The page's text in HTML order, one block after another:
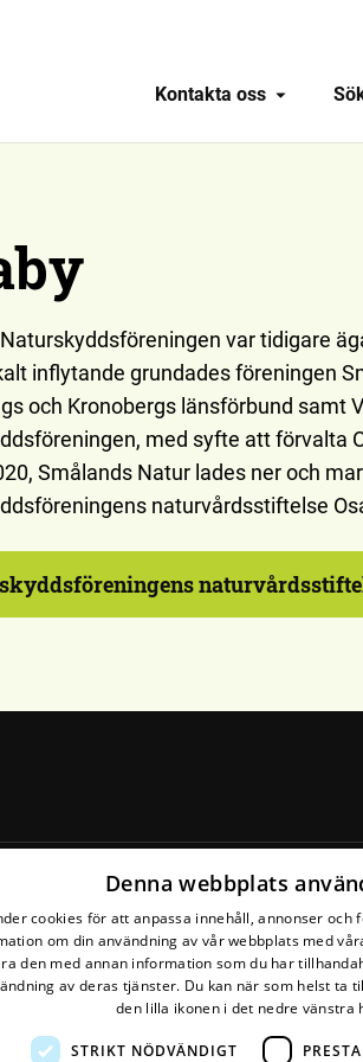
Kontakta oss
var tidigare
inflytande grundades föreningen
och Kronobergs länsförbund samt
med syfte att förvalta
Smålands Natur lades ner och
naturvårdsstiftelse
Följ
Denna webbplats
cookies för att anpassa innehåll, annonser
om din användning av vår webbplats med
den med annan information som du har
av deras tjänster. Du kan när som helst ta
den lilla ikonen i det nedre vänstra
STRIKT NÖDVÄNDIGT